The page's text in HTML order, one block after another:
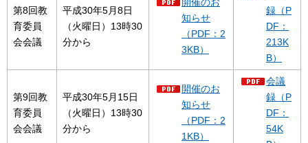
第8回教
育委員
会会議
平成30年5月8日
（火曜日）13時30
分から
知らせ
（PDF：2
3KB）
録（P
DF：
213K
B）
第9回教
育委員
会会議
平成30年5月15日
（火曜日）13時30
分から
開催のお
知らせ
（PDF：2
1KB）
会議
録（P
DF：
54K